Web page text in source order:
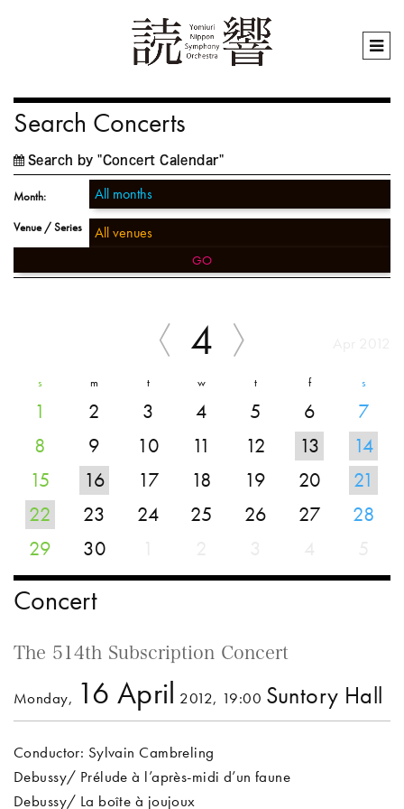
Search Concerts
Search by "Concert Calendar"
Month:
Venue / Series
GO
4
s m t w t f s
1 2 3 4 5 6
7
8
9 10 11 12 13
14
15
16 17 18 19 20
21
22
23 24 25 26 27
28
29
30
Concert
The 514th Subscription Concert
Monday, 16 April 2012, 19:00 Suntory Hall
Conductor: Sylvain Cambreling
Debussy/ Prélude à l’après-midi d’un faune
Debussy/ La boîte à joujoux